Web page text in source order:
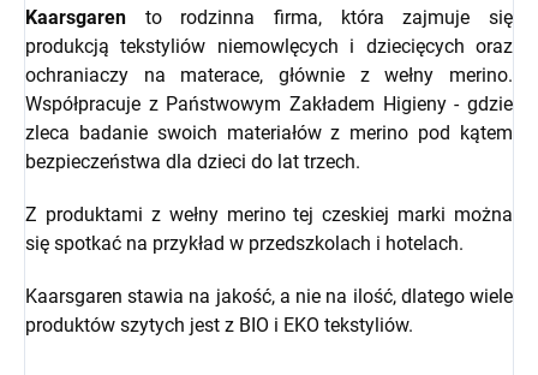
Kaarsgaren to rodzinna firma, która zajmuje się
produkcją tekstyliów niemowlęcych i dziecięcych oraz
ochraniaczy na materace, głównie z wełny merino.
Współpracuje z Państwowym Zakładem Higieny - gdzie
zleca badanie swoich materiałów z merino pod kątem
bezpieczeństwa dla dzieci do lat trzech.
Z produktami z wełny merino tej czeskiej marki można
się spotkać na przykład w przedszkolach i hotelach.
Kaarsgaren stawia na jakość, a nie na ilość, dlatego wiele
produktów szytych jest z BIO i EKO tekstyliów.